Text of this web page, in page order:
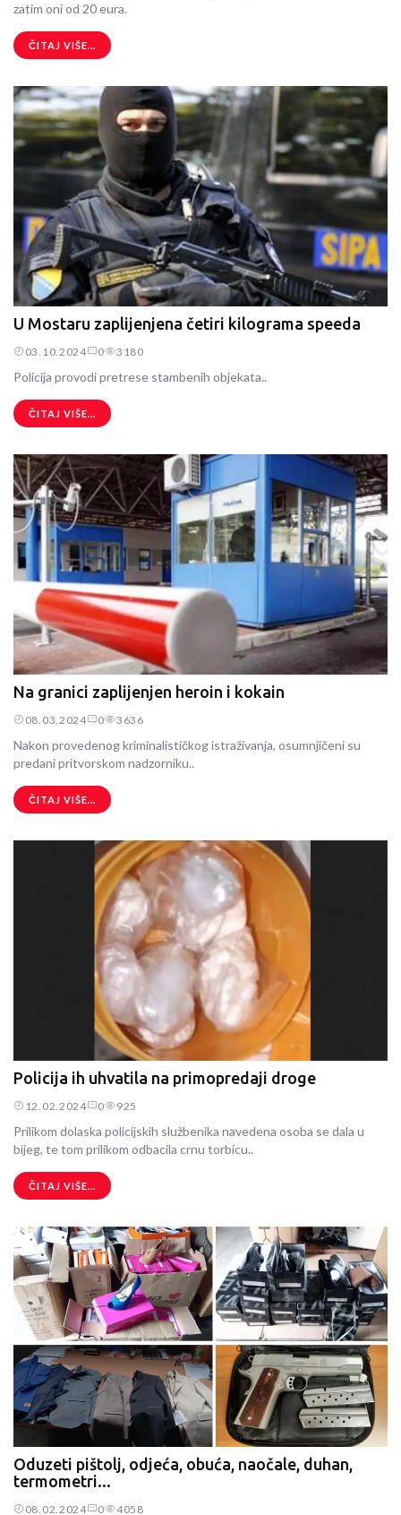
zatim oni od 20 eura.
ČITAJ VIŠE...
U Mostaru zaplijenjena četiri kilograma speeda
03.10.2024 0 3180
Policija provodi pretrese stambenih objekata..
ČITAJ VIŠE...
Na granici zaplijenjen heroin i kokain
08.03.2024 0 3636
Nakon provedenog kriminalističkog istraživanja, osumnjičeni su
predani pritvorskom nadzorniku..
ČITAJ VIŠE...
Policija ih uhvatila na primopredaji droge
12.02.2024 0 925
Prilikom dolaska policijskih službenika navedena osoba se dala u
bijeg, te tom prilikom odbacila crnu torbicu..
ČITAJ VIŠE...
Oduzeti pištolj, odjeća, obuća, naočale, duhan,
termometri...
08.02.2024 0 4058